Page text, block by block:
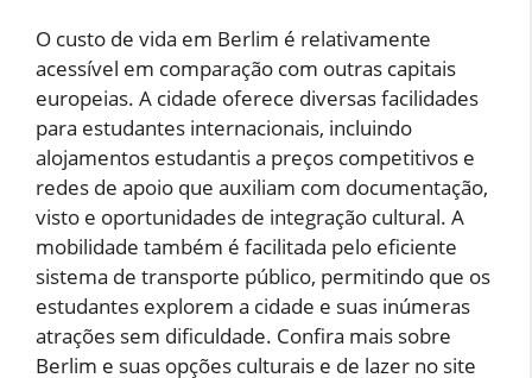
O custo de vida em Berlim é relativamente
acessível em comparação com outras capitais
europeias. A cidade oferece diversas facilidades
para estudantes internacionais, incluindo
alojamentos estudantis a preços competitivos e
redes de apoio que auxiliam com documentação,
visto e oportunidades de integração cultural. A
mobilidade também é facilitada pelo eficiente
sistema de transporte público, permitindo que os
estudantes explorem a cidade e suas inúmeras
atrações sem dificuldade. Confira mais sobre
Berlim e suas opções culturais e de lazer no site